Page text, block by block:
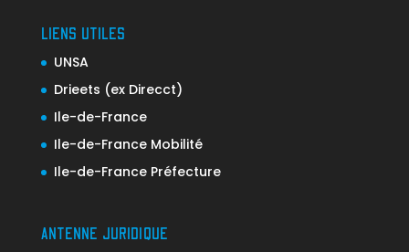
LIENS UTILES
UNSA
Drieets (ex Direcct)
Ile-de-France
Ile-de-France Mobilité
Ile-de-France Préfecture
ANTENNE JURIDIQUE